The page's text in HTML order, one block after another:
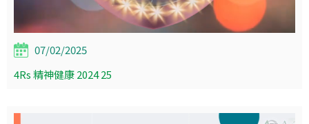
07/02/2025
4Rs 精神健康 2024 25